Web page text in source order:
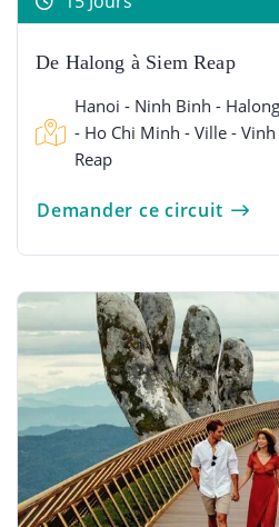
De Halong à Siem Reap
Hanoi - Ninh Binh -
- Ho Chi Minh - Ville -
Reap
Demander ce circuit